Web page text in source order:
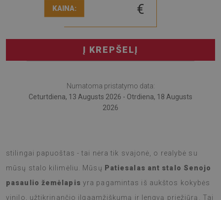
KAINA: €
Į KREPŠELĮ
Numatoma pristatymo data:
Ceturtdiena, 13 Augusts 2026 - Otrdiena, 18 Augusts
2026
stilingai papuoštas - tai nėra tik svajonė, o realybė su
mūsų stalo kilimėliu. Mūsų Patiesalas ant stalo Senojo
pasaulio žemėlapis yra pagamintas iš aukštos kokybės
vinilo, užtikrinančio ilgaamžiškumą ir lengvą priežiūrą. Tai